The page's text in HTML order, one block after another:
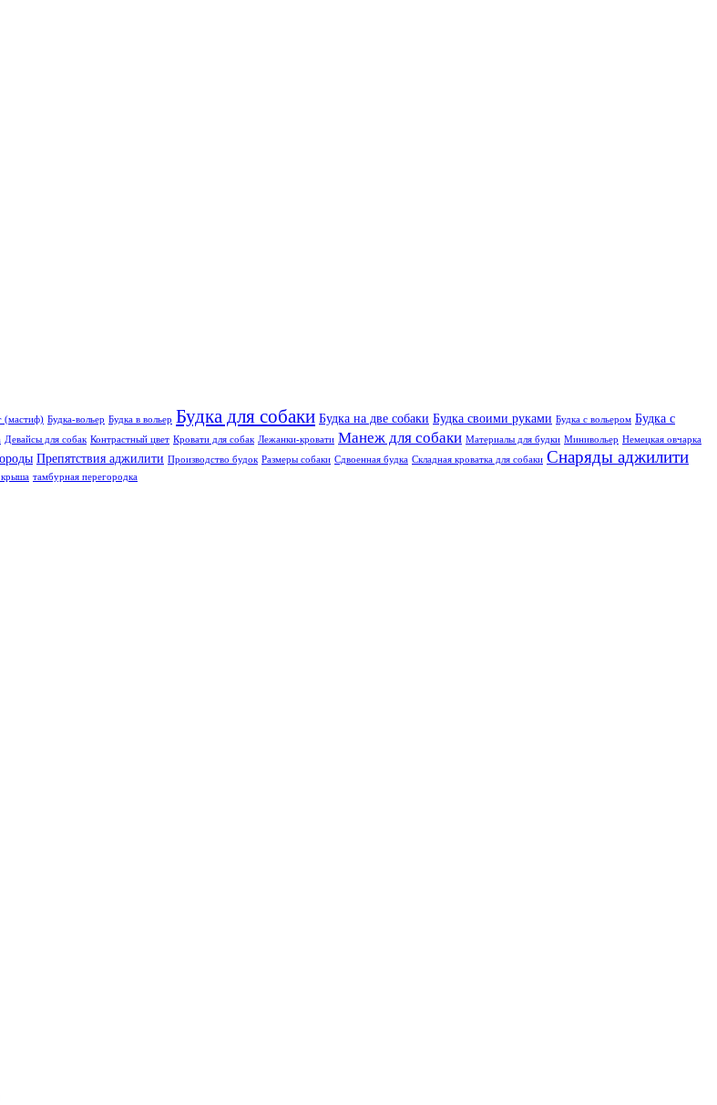
(мастиф) Будка-вольер Будка в вольер Будка для собаки Будка на две собаки Будка своими руками Будка с вольером Будка с
Девайсы для собак Контрастный цвет Кровати для собак Лежанки-кровати Манеж для собаки Материалы для будки Минивольер Немецкая овчарка
Препятствия аджилити Производство будок Размеры собаки Сдвоенная будка Складная кроватка для собаки Снаряды аджилити
крыша тамбурная перегородка